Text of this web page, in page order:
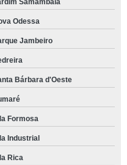
Samambaia
Odessa
Jambeiro
Bárbara d'Oeste
Formosa
Industrial
Rica